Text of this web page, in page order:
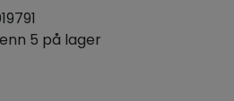
5 på lager